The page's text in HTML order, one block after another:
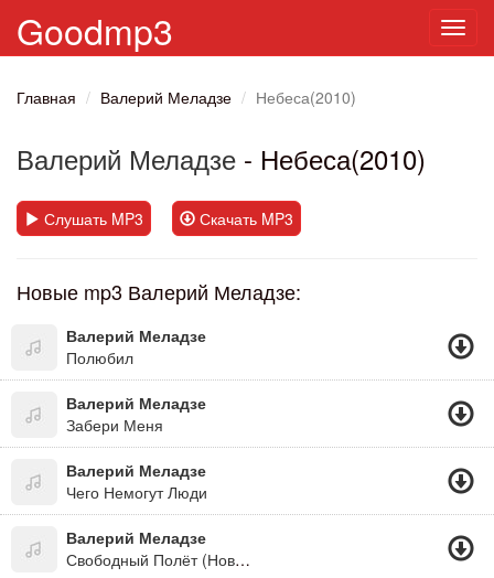
Goodmp3
Главная Валерий Меладзе Небеса(2010)
Валерий Меладзе - Небеса(2010)
Слушать MP3 Скачать MP3
Новые mp3 Валерий Меладзе:
Валерий Меладзе
Полюбил
Валерий Меладзе
Забери Меня
Валерий Меладзе
Чего Немогут Люди
Валерий Меладзе
Свободный Полёт (Новинка 2015)